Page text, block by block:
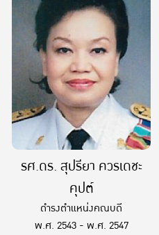
รศ.ดร. สุปรียา ควรเดชะ
คุปต์
ดำรงตำแหน่งคณบดี
พ.ศ. 2543 - พ.ศ. 2547